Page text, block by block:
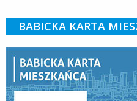
BABICKA KARTA